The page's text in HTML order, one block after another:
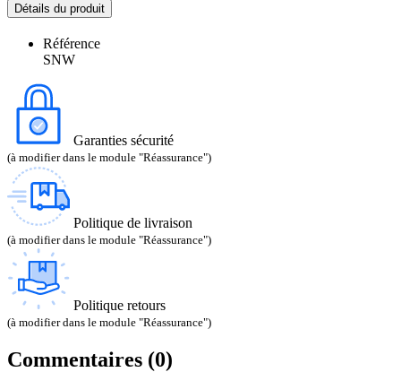
Détails du produit
Référence
SNW
Garanties sécurité
(à modifier dans le module "Réassurance")
Politique de livraison
(à modifier dans le module "Réassurance")
Politique retours
(à modifier dans le module "Réassurance")
Commentaires (0)